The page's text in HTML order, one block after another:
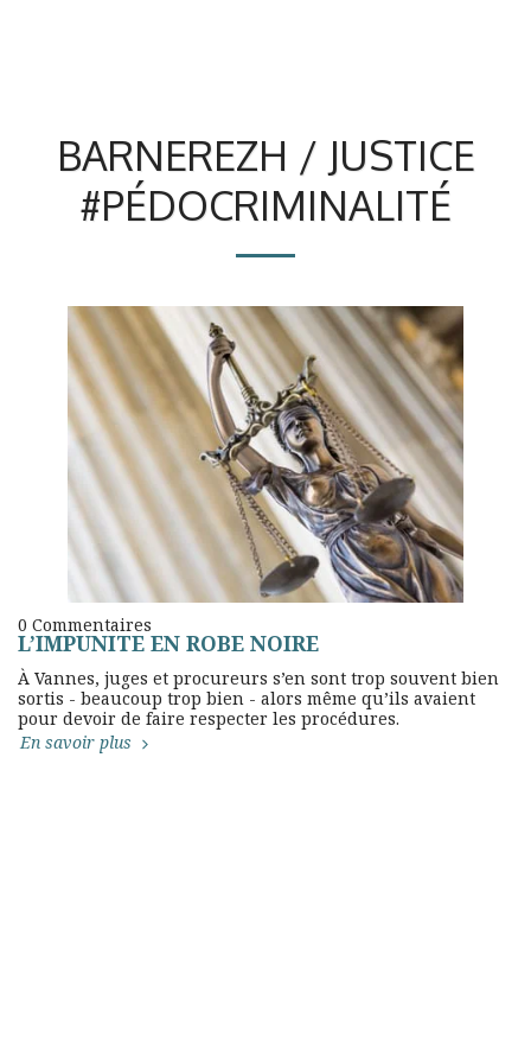
BARNEREZH / JUSTICE
#PÉDOCRIMINALITÉ
0 Commentaires
L’IMPUNITE EN ROBE NOIRE
À Vannes, juges et procureurs s’en sont trop souvent bien
sortis - beaucoup trop bien - alors même qu’ils avaient
pour devoir de faire respecter les procédures.
En savoir plus